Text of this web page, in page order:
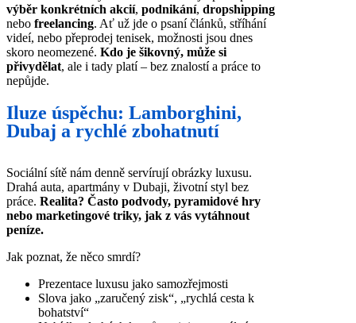
výběr konkrétních akcií, podnikání, dropshipping
nebo freelancing. Ať už jde o psaní článků, stříhání
videí, nebo přeprodej tenisek, možnosti jsou dnes
skoro neomezené. Kdo je šikovný, může si
přivydělat, ale i tady platí – bez znalostí a práce to
nepůjde.
Iluze úspěchu: Lamborghini,
Dubaj a rychlé zbohatnutí
Sociální sítě nám denně servírují obrázky luxusu.
Drahá auta, apartmány v Dubaji, životní styl bez
práce. Realita? Často podvody, pyramidové hry
nebo marketingové triky, jak z vás vytáhnout
peníze.
Jak poznat, že něco smrdí?
Prezentace luxusu jako samozřejmosti
Slova jako „zaručený zisk“, „rychlá cesta k
bohatství“